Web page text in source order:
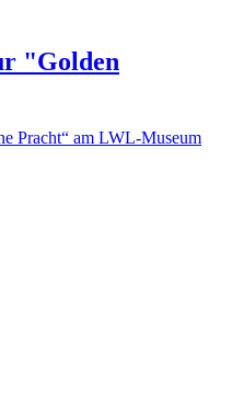
"Golden
Pracht“ am LWL-Museum